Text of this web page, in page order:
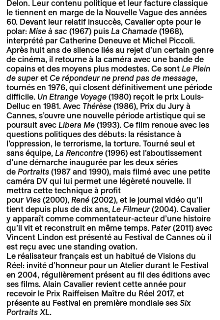
Delon. Leur contenu politique et leur facture classique
le tiennent en marge de la Nouvelle Vague des années
60. Devant leur relatif insuccès, Cavalier opte pour le
polar: Mise à sac(1967) puis La Chamade(1968),
interprété par Catherine Deneuve et Michel Piccoli.
Après huit ans de silence liés au rejet d’un certain genre
de cinéma, il retourne à la caméra avec une bande de
copains et des moyens plus modestes. Ce sont Le Plein
de superet Ce répondeur ne prend pas de message,
tournés en 1976, qui closent définitivement une période
difficile. Un Etrange Voyage(1980) reçoit le prix Louis-
Delluc en 1981. Avec Thérèse(1986), Prix du Jury à
Cannes, s’ouvre une nouvelle période artistique qui se
poursuit avec Libera Me(1993). Ce film renoue avec les
questions politiques des débuts: la résistance à
l’oppression, le terrorisme, la torture. Tourné seul et
sans équipe, La Rencontre(1996) est l’aboutissement
d’une démarche inaugurée par les deux séries
de Portraits(1987 and 1990), mais filmé avec une petite
caméra DV qui lui permet une légèreté nouvelle. Il
mettra cette technique à profit
pour Vies(2000), René(2002), et le journal vidéo qu’il
tient depuis plus de dix ans, Le Filmeur(2004). Cavalier
y apparaît comme commentateur-acteur d’une histoire
qu’il vit et reconstruit en même temps. Pater(2011) avec
Vincent Lindon est présenté au Festival de Cannes où il
est reçu avec une standing ovation.
Le réalisateur français est un habitué de Visions du
Réel: invité d’honneur pour un Atelier durant le Festival
en 2004, régulièrement présent au fil des éditions avec
ses films. Alain Cavalier revient cette année pour
recevoir le Prix Raiffeisen Maître du Réel 2017, et
présente au Festival en première mondiale ses Six
Portraits XL.